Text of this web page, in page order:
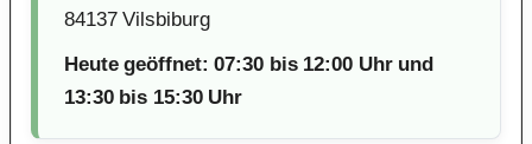
84137 Vilsbiburg
Heute geöffnet: 07:30 bis 12:00 Uhr und
13:30 bis 15:30 Uhr